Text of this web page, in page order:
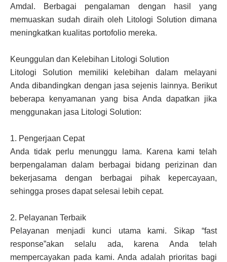
Amdal. Berbagai pengalaman dengan hasil yang
memuaskan sudah diraih oleh Litologi Solution dimana
meningkatkan kualitas portofolio mereka.
Keunggulan dan Kelebihan Litologi Solution
Litologi Solution memiliki kelebihan dalam melayani
Anda dibandingkan dengan jasa sejenis lainnya. Berikut
beberapa kenyamanan yang bisa Anda dapatkan jika
menggunakan jasa Litologi Solution:
1. Pengerjaan Cepat
Anda tidak perlu menunggu lama. Karena kami telah
berpengalaman dalam berbagai bidang perizinan dan
bekerjasama dengan berbagai pihak kepercayaan,
sehingga proses dapat selesai lebih cepat.
2. Pelayanan Terbaik
Pelayanan menjadi kunci utama kami. Sikap “fast
response”akan selalu ada, karena Anda telah
mempercayakan pada kami. Anda adalah prioritas bagi